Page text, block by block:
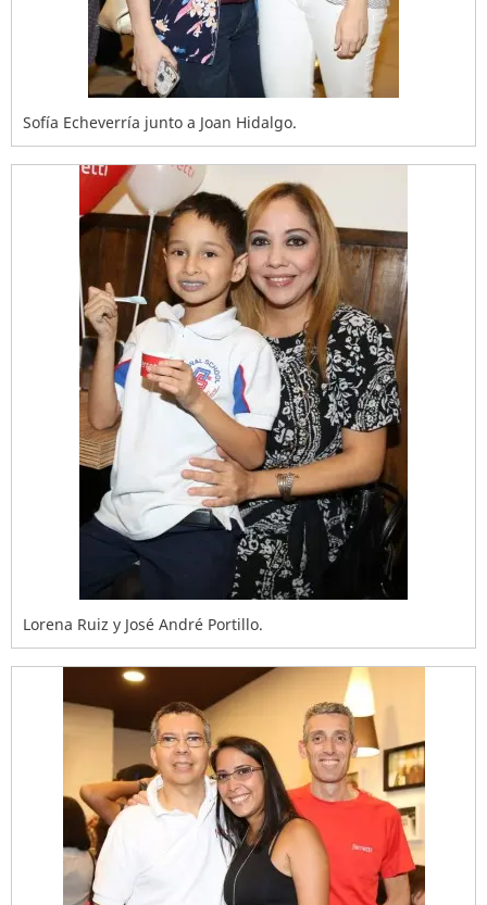
Sofía Echeverría junto a Joan Hidalgo.
Lorena Ruiz y José André Portillo.